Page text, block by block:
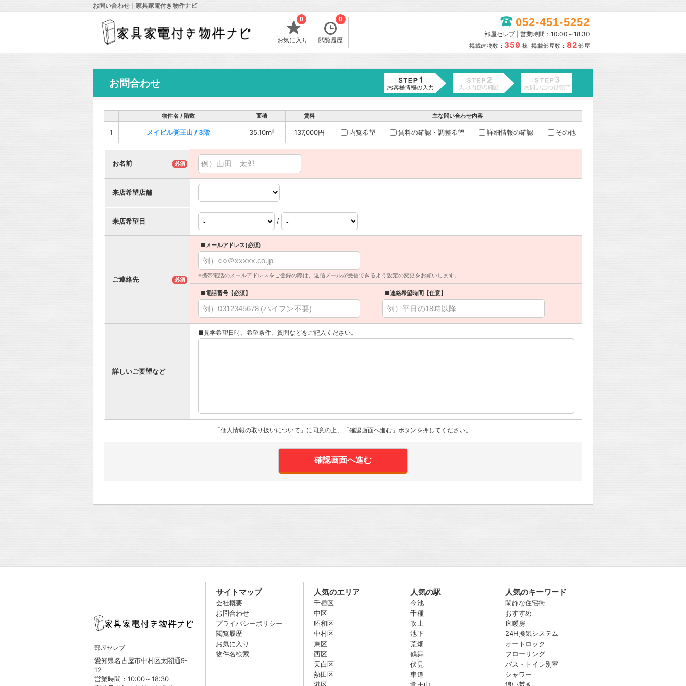
お問い合わせ｜家具家電付き物件ナビ
お気に入り
0
閲覧履歴
0 052-451-5252
部屋セレブ | 営業時間：10:00～18:30
掲載建物数： 359 棟 掲載部屋数： 82 部屋
お問合わせ
物件名 / 階数 面積 賃料 主な問い合わせ内容
1 メイビル覚王山 / 3階 35.10m² 137,000円 内覧希望 賃料の確認・調整希望 詳細情報の確認 その他
お名前 必須
来店希望店舗
来店希望日 /
ご連絡先 必須
■メールアドレス(必須)
※携帯電話のメールアドレスをご登録の際は、返信メールが受信できるよう設定の変更をお願いします。
■電話番号【必須】 ■連絡希望時間【任意】
詳しいご要望など
■見学希望日時、希望条件、質問などをご記入ください。
「個人情報の取り扱いについて 」に同意の上、「確認画面へ進む」ボタンを押してください。
部屋セレブ
愛知県名古屋市中村区太閤通9-
12
営業時間：10:00～18:30
サイトマップ
会社概要
お問合わせ
プライバシーポリシー
閲覧履歴
お気に入り
物件名検索
人気のエリア
千種区
中区
昭和区
中村区
東区
西区
天白区
熱田区
人気の駅
今池
千種
吹上
池下
荒畑
鶴舞
伏見
車道
人気のキーワード
閑静な住宅街
おすすめ
床暖房
24H換気システム
オートロック
フローリング
バス・トイレ別室
シャワー